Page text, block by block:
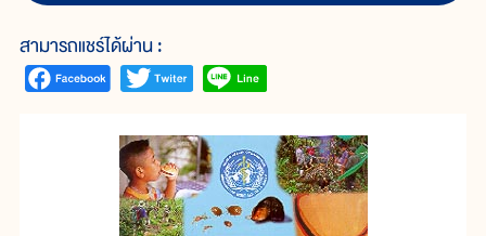
สามารถแชร์ได้ผ่าน :